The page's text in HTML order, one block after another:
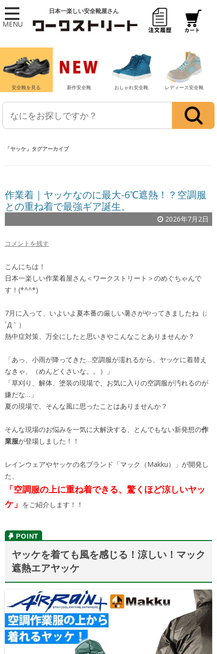
MENU
日本一楽しい安全靴屋さん
安全靴を見る 新作安全靴 おしゃれ安全靴 レディース安全靴
「ヤッケ 」タグアーカイブ
作業着｜ヤッケなのに最大-6℃遮熱！？空調服
との重ね着で最強ギア誕生。
2026年7月2日
コメントを残す
こんにちは！
日本一楽しい作業着屋さん＜ワークストリート＞のめぐちゃんで
す！(*^^*)
7月に入って、いよいよ夏本番の厳しい暑さがやってきましたね（;
´Д｀）
熱中症対策、万全にしたと思いきやこんなことありませんか？
「あっ、小雨が降ってきた…空調服が濡れるから、ヤッケに着替え
なきゃ、（めんどくさいな。。）」
「草刈り、解体、塗装の現場で、お気に入りの空調服が汚れるのが
嫌だな…」
夏の現場で、そんな風に思ったことはありませんか？
そんな現場のお悩みを一気に大解決する、とんでもない新発想の作
業服が登場しました！！
レインウェアやヤッケの名ブランド「マック（Makku）」が開発し
た、
「空調服の上に重ね着できる、驚くほど涼しいヤッ
ケ」 をご紹介します！！
ヤッケを着ても風を感じる！涼しい！マック
遮熱エアヤッケ